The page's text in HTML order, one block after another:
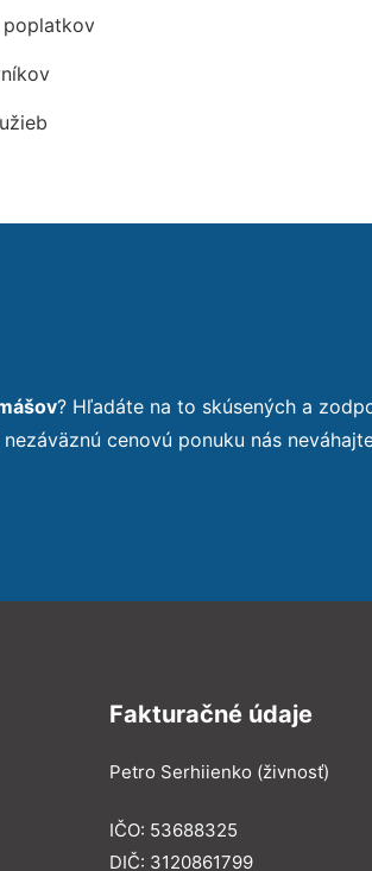
poplatkov
? Hľadáte na to skúsených a
cenovú ponuku nás
Fakturačné údaje
Petro Serhiienko (živnosť)
IČO: 53688325
DIČ: 3120861799